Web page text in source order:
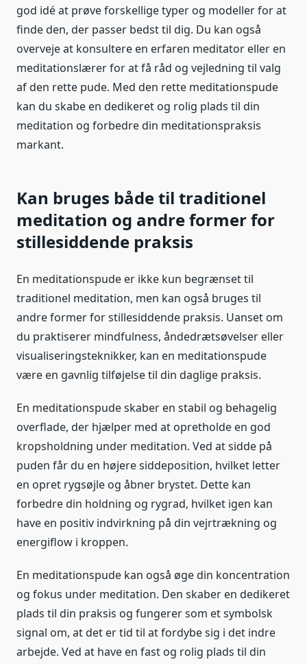
god idé at prøve forskellige typer og modeller for at
finde den, der passer bedst til dig. Du kan også
overveje at konsultere en erfaren meditator eller en
meditationslærer for at få råd og vejledning til valg
af den rette pude. Med den rette meditationspude
kan du skabe en dedikeret og rolig plads til din
meditation og forbedre din meditationspraksis
markant.
Kan bruges både til traditionel
meditation og andre former for
stillesiddende praksis
En meditationspude er ikke kun begrænset til
traditionel meditation, men kan også bruges til
andre former for stillesiddende praksis. Uanset om
du praktiserer mindfulness, åndedrætsøvelser eller
visualiseringsteknikker, kan en meditationspude
være en gavnlig tilføjelse til din daglige praksis.
En meditationspude skaber en stabil og behagelig
overflade, der hjælper med at opretholde en god
kropsholdning under meditation. Ved at sidde på
puden får du en højere siddeposition, hvilket letter
en opret rygsøjle og åbner brystet. Dette kan
forbedre din holdning og rygrad, hvilket igen kan
have en positiv indvirkning på din vejrtrækning og
energiflow i kroppen.
En meditationspude kan også øge din koncentration
og fokus under meditation. Den skaber en dedikeret
plads til din praksis og fungerer som et symbolsk
signal om, at det er tid til at fordybe sig i det indre
arbejde. Ved at have en fast og rolig plads til din